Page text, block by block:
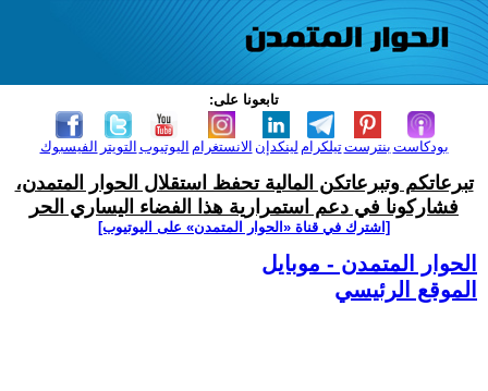
تابعونا على:
الفيسبوك التويتر اليوتيوب الانستغرام لينكدإن تيلكرامبنترست بودكاست
تبرعاتكم وتبرعاتكن المالية تحفظ استقلال الحوار المتمدن،
فشاركونا في دعم استمرارية هذا الفضاء اليساري الحر
[اشترك في قناة ‫«الحوار المتمدن» على اليوتيوب]
الحوار المتمدن - موبايل
الموقع الرئيسي